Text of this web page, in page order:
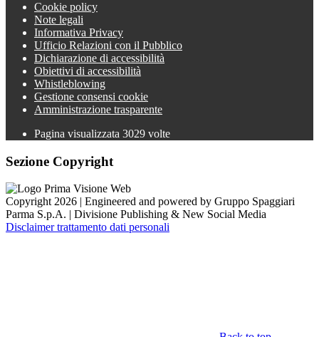
Cookie policy
Note legali
Informativa Privacy
Ufficio Relazioni con il Pubblico
Dichiarazione di accessibilità
Obiettivi di accessibilità
Whistleblowing
Gestione consensi cookie
Amministrazione trasparente
Pagina visualizzata 3029 volte
Sezione Copyright
Copyright 2026 | Engineered and powered by Gruppo Spaggiari
Parma S.p.A. | Divisione Publishing & New Social Media
Disclaimer trattamento dati personali